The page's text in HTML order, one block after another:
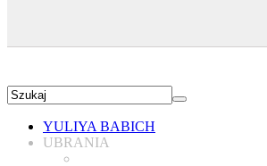
YULIYA BABICH
UBRANIA